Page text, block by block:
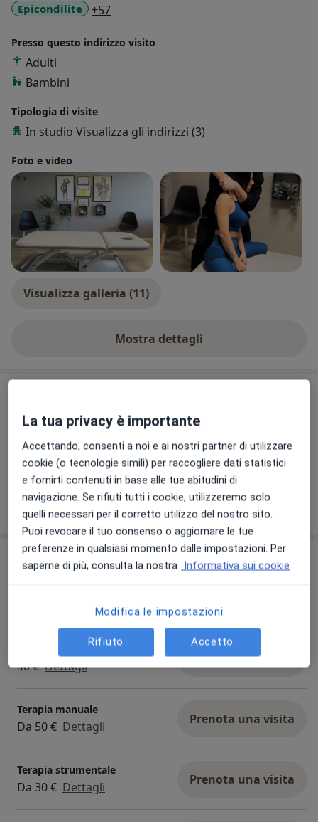
Epicondilite
+57a11y_sr_more_diseases
Presso questo indirizzo visito
Adulti
Bambini
Tipologia di visite
In studio Visualizza gli indirizzi (3)
Foto e video
Visualizza galleria (11)
Mostra dettagli
sull'esperienza
Dr. Simone Buompadre
Via Padre Ulisse Cascianelli 8, Perugia 06081
Prenotazione, in questa sede, solo previo
contatto telefonico diretto o con il centro.
19/07/2024
Prestazioni e prezzi
Dettagli
Ginnastica posturale
40 € Dettagli Prenota una visita
Terapia manuale
Da 50 € Dettagli Prenota una visita
Terapia strumentale
Da 30 € Dettagli Prenota una visita
La tua privacy è importante
Accettando, consenti a noi e ai nostri partner di utilizzare
cookie (o tecnologie simili) per raccogliere dati statistici
e fornirti contenuti in base alle tue abitudini di
navigazione. Se rifiuti tutti i cookie, utilizzeremo solo
quelli necessari per il corretto utilizzo del nostro sito.
Puoi revocare il tuo consenso o aggiornare le tue
preferenze in qualsiasi momento dalle impostazioni. Per
saperne di più, consulta la nostra Informativa sui cookie
Modifica le impostazioni
Rifiuto Accetto